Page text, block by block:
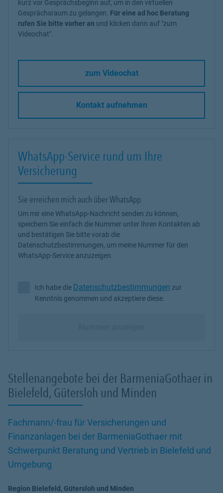
kurz vor Gesprächsbeginn auf, um in den virtuellen
Gesprächsraum zu gelangen. Für eine ad hoc Beratung
rufen Sie bitte vorher an und klicken dann auf "zum
Videochat".
zum Videochat
Kontakt aufnehmen
WhatsApp-Service rund um Ihre
Versicherung
Sie erreichen mich auch über WhatsApp
Um mir eine WhatsApp-Nachricht senden zu können,
speichern Sie einfach die Nummer unter Ihren Kontakten ab
und bestätigen Sie bitte vorab die
Datenschutzbestimmungen, um meine Nummer für den
WhatsApp-Service anzuzeigen.
Ich habe die Datenschutzbestimmungen zur Kenntnis
Ich habe die Datenschutzbestimmungen zur
Kenntnis genommen und akzeptiere diese.
Stellenangebote bei der BarmeniaGothaer in
Bielefeld, Gütersloh und Minden
Fachmann/-frau für Versicherungen und
Finanzanlagen bei der BarmeniaGothaer mit
Schwerpunkt Beratung und Vertrieb in Bielefeld und
Umgebung
Region Bielefeld, Gütersloh und Minden